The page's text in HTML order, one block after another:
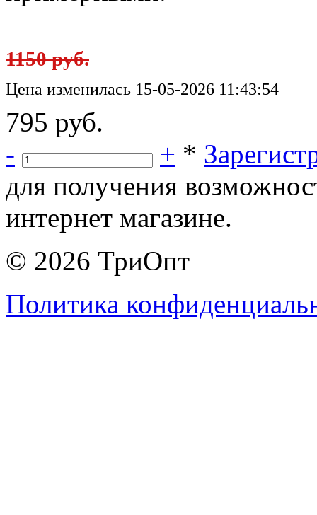
1150 руб.
Цена изменилась 15-05-2026 11:43:54
795 руб.
-
+ *
для получения
интернет магазине.
© 2026 ТриОпт
Политика